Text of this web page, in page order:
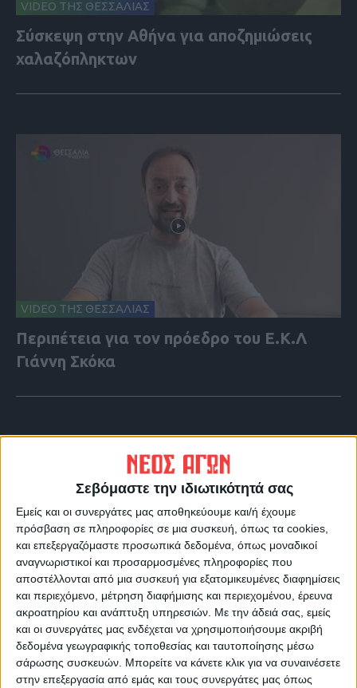
Σεβόμαστε την ιδιωτικότητά σας
Εμείς και οι συνεργάτες μας αποθηκεύουμε και/ή έχουμε
πρόσβαση σε πληροφορίες σε μια συσκευή, όπως τα cookies,
και επεξεργαζόμαστε προσωπικά δεδομένα, όπως μοναδικοί
αναγνωριστικοί και προσαρμοσμένες πληροφορίες που
αποστέλλονται από μια συσκευή για εξατομικευμένες διαφημίσεις
και περιεχόμενο, μέτρηση διαφήμισης και περιεχομένου, έρευνα
ακροατηρίου και ανάπτυξη υπηρεσιών. Με την άδειά σας, εμείς
και οι συνεργάτες μας ενδέχεται να χρησιμοποιήσουμε ακριβή
δεδομένα γεωγραφικής τοποθεσίας και ταυτοποίησης μέσω
σάρωσης συσκευών. Μπορείτε να κάνετε κλικ για να συναινέσετε
στην επεξεργασία από εμάς και τους συνεργάτες μας όπως
VIDEO ΤΗΣ ΘΕΣΣΑΛΙΑΣ
Σύσκεψη στην Αθήνα για αποζημιώσεις
χαλαζόπληκτων
VIDEO ΤΗΣ ΘΕΣΣΑΛΙΑΣ
Περιπέτεια για τον πρόεδρο του Ε.Κ.Λ
Γιάννη Σκόκα
VIDEO ΤΗΣ ΘΕΣΣΑΛΙΑΣ
Φοιτητική στέγη